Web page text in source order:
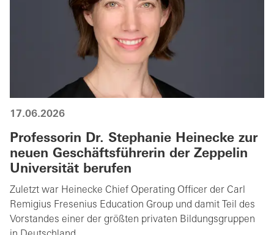
17.06.2026
Professorin Dr. Stephanie Heinecke zur
neuen Geschäftsführerin der Zeppelin
Universität berufen
Zuletzt war Heinecke Chief Operating Officer der Carl
Remigius Fresenius Education Group und damit Teil des
Vorstandes einer der größten privaten Bildungsgruppen